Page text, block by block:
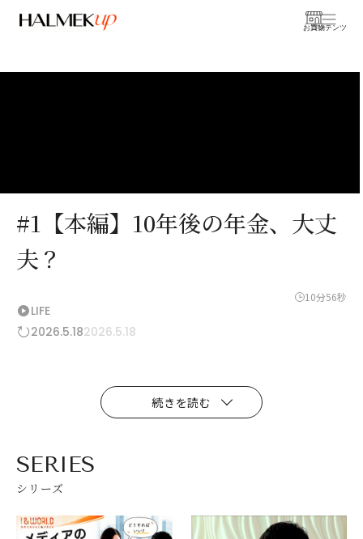
お買物
コンテンツ
#1【本編】10年後の年金、大丈
夫？
10分56秒
LIFE
2026.5.182026.5.18
続きを読む
SERIES
シリーズ